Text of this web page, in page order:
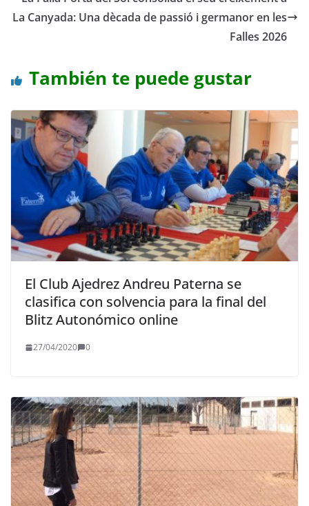
La Canyada: Una dècada de passió i germanor en les
Falles 2026
También te puede gustar
El Club Ajedrez Andreu Paterna se
clasifica con solvencia para la final del
Blitz Autonómico online
27/04/2020 0